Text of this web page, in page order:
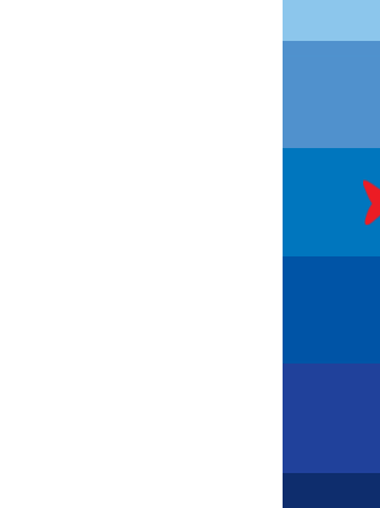
явір 2000